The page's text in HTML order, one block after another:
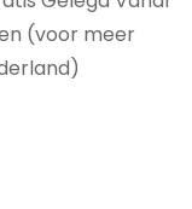
(voor meer